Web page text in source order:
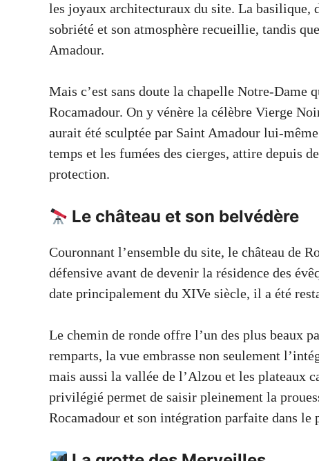
les joyaux architecturaux du site. La basilique,
sobriété et son atmosphère recueillie, tandis
Amadour.
Mais c’est sans doute la chapelle Notre-Dame
Rocamadour. On y vénère la célèbre Vierge
aurait été sculptée par Saint Amadour lui-
temps et les fumées des cierges, attire depuis
protection.
Le château et son belvédère
Couronnant l’ensemble du site, le château de
défensive avant de devenir la résidence des
date principalement du XIVe siècle, il a été
Le chemin de ronde offre l’un des plus beaux
remparts, la vue embrasse non seulement
mais aussi la vallée de l’Alzou et les plateaux
privilégié permet de saisir pleinement la
Rocamadour et son intégration parfaite dans le